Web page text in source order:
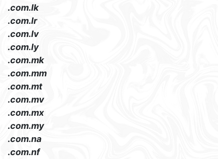
.com.lk
.com.lr
.com.lv
.com.ly
.com.mk
.com.mm
.com.mt
.com.mv
.com.mx
.com.my
.com.na
.com.nf